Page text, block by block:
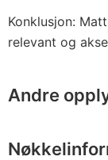
Konklusjon:
relevant og
Andre